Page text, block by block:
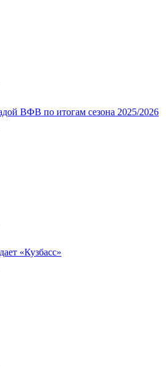
ВФВ по итогам сезона 2025/2026
«Кузбасс»